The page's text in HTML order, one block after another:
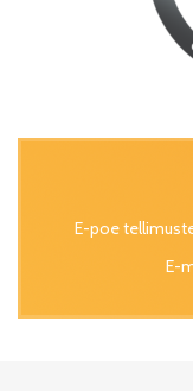
E-poe
E-